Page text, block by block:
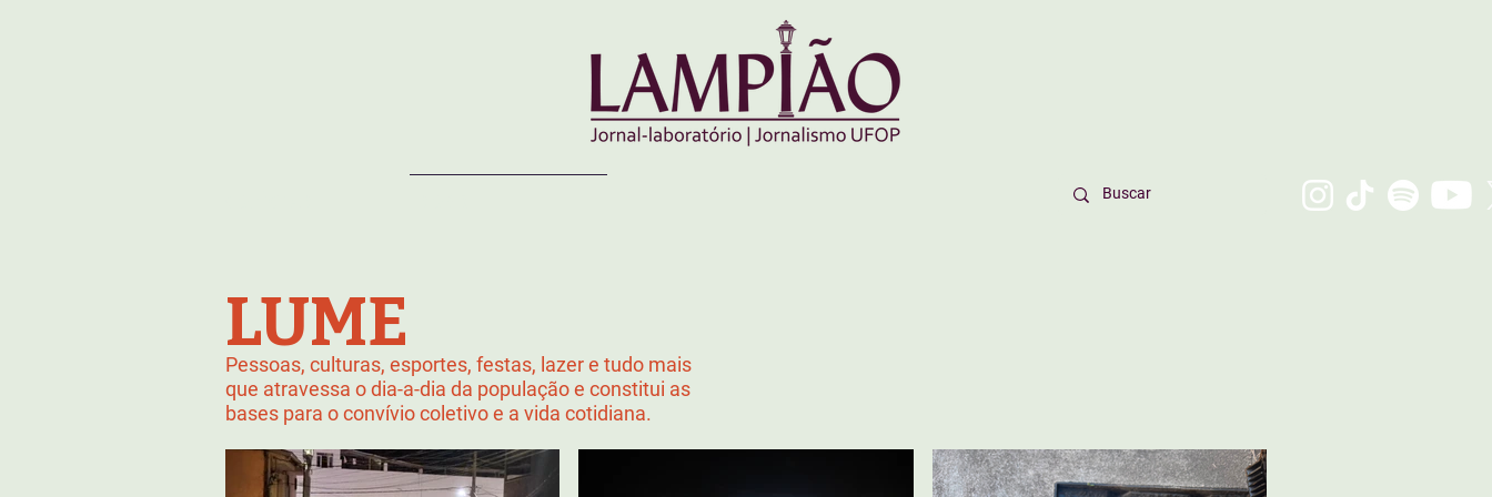
LUME
Pessoas, culturas, esportes, festas, lazer e tudo mais
que atravessa o dia-a-dia da população e constitui as
bases para o convívio coletivo e a vida cotidiana.